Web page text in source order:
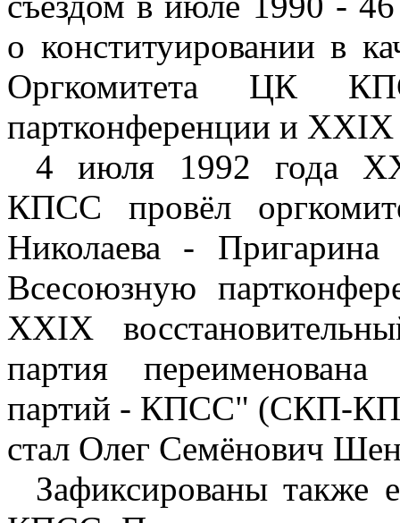
о конституировании в
Оргкомитета ЦК
партконференции и XXIX
4 июля 1992 года
КПСС провёл
Николаева -
Всесоюзную
XXIX
партия
партий - КПСС" (СКП-
стал Олег Семёнович
Зафиксированы также